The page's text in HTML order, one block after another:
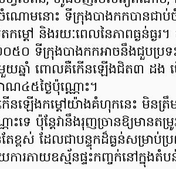
ណោមនោះ ទីក្រុងបាងកកបានជាប់
កម្ដៅ និងរយៈពេលនៃភាពធ្ងន់ធ្ង
០៥០ ទីក្រុងបាងកកអាចនឹងជួបប្រទ
យឆ្នាំ ពោលគឺកើនឡើងជិត៣ ដង ប
ណ៤៥ថ្ងៃប៉ុណ្ណោះ។
ើនឡើងកម្ដៅយ៉ាងគំហុកនេះ មិនត្រឹ
ះទេ ប៉ុន្តែវានឹងរុញច្រានឱ្យមានត
ែខ្ពស់ ដែលជាបន្ទុកដ៏ធ្ងន់សម្រាប់
ការភាយឧស្ម័នផ្ទះកញ្ចក់នៅក្នុង